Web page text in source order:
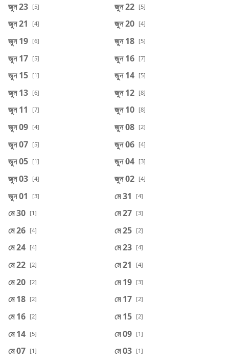
জুন 23 [5] জুন 22 [5]
জুন 21 [4] জুন 20 [4]
জুন 19 [6] জুন 18 [5]
জুন 17 [5] জুন 16 [7]
জুন 15 [1] জুন 14 [5]
জুন 13 [6] জুন 12 [8]
জুন 11 [7] জুন 10 [8]
জুন 09 [4] জুন 08 [2]
জুন 07 [5] জুন 06 [4]
জুন 05 [1] জুন 04 [3]
জুন 03 [4] জুন 02 [4]
জুন 01 [3] মে 31 [4]
মে 30 [1] মে 27 [3]
মে 26 [4] মে 25 [2]
মে 24 [4] মে 23 [4]
মে 22 [2] মে 21 [4]
মে 20 [2] মে 19 [3]
মে 18 [2] মে 17 [2]
মে 16 [2] মে 15 [2]
মে 14 [5] মে 09 [1]
মে 07 [1] মে 03 [1]